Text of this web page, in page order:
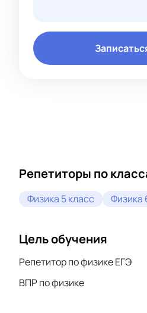
бюджета. Когда ученик
«отвлечённые штуки», а
заниматься становится
Репетиторы по
Физика 5 класс Физика
Цель обучения
Репетитор по физике ЕГЭ
ВПР по физике